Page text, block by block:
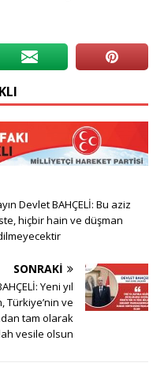
Devlet BAHÇELİ: Bu aziz
hiçbir hain ve düşman
SONRAKI
Yeni yıl
Türkiye’nin ve
tam olarak
vesile olsun